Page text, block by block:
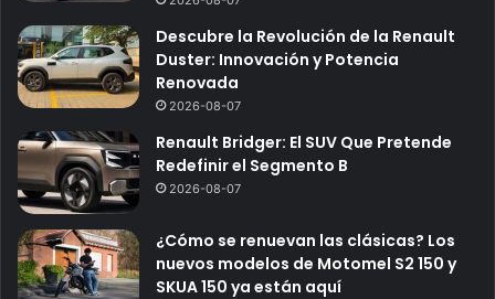
Descubre la Revolución de la Renault
Duster: Innovación y Potencia
Renovada
2026-08-07
Renault Bridger: El SUV Que Pretende
Redefinir el Segmento B
2026-08-07
¿Cómo se renuevan las clásicas? Los
nuevos modelos de Motomel S2 150 y
SKUA 150 ya están aquí